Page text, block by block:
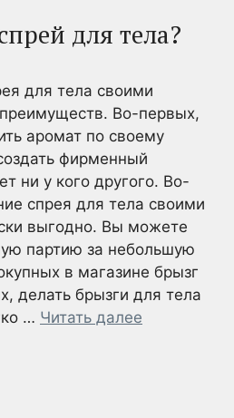
для тела?
для тела своими
Во-первых,
аромат по своему
фирменный
ни у кого другого. Во-
спрея для тела своими
выгодно. Вы можете
партию за небольшую
в магазине брызг
делать брызги для тела
… Читать далее